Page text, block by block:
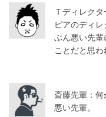
Ｔディレク
ピアのディ
ぶん悪い先輩
ことだと思わ
斎藤先輩：何
悪い先輩。